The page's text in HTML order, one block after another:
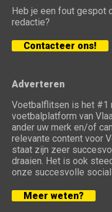
Heb je een fout gespot
redactie?
Contacteer ons!
Adverteren
Voetbalflitsen is het #1
voetbalplatform van
ander uw merk en/of
relevante content voor
staat zijn zeer
draaien. Het is ook
onze succesvolle social
Meer weten?